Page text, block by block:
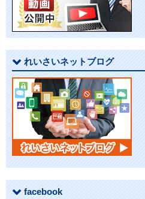
シ
ョ
ン
れいさいネットブログ
facebook